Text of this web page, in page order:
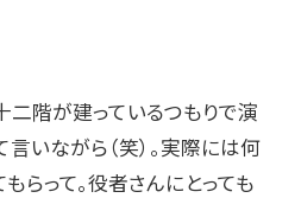
二階が建っているつもりで演
言いながら（笑）。実際には何
らって。役者さんにとっても